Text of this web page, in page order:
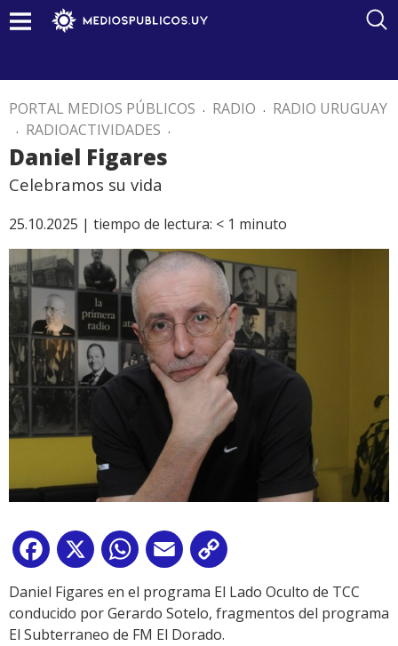
PORTAL MEDIOS PÚBLICOS . RADIO . RADIO URUGUAY
. RADIOACTIVIDADES .
Daniel Figares
Celebramos su vida
25.10.2025 | tiempo de lectura: < 1 minuto
Facebook
X WhatsApp
Email
Link
Daniel Figares en el programa El Lado Oculto de TCC
conducido por Gerardo Sotelo, fragmentos del programa
El Subterraneo de FM El Dorado.